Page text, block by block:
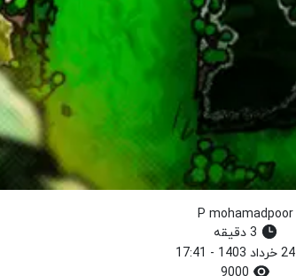
P mohamadpoor
24 خرداد 1403 - 17:41